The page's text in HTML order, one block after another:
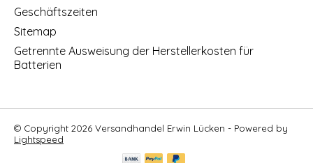
Geschäftszeiten
Sitemap
Getrennte Ausweisung der Herstellerkosten für
Batterien
© Copyright 2026 Versandhandel Erwin Lücken - Powered by
Lightspeed